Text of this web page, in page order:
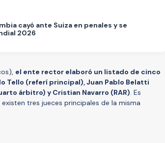
cayó ante Suiza en penales y se
2026
el ente rector elaboró un listado de cinco
Tello (referí principal), Juan Pablo Belatti
árbitro) y Cristian Navarro (RAR). Es
tres jueces principales de la misma